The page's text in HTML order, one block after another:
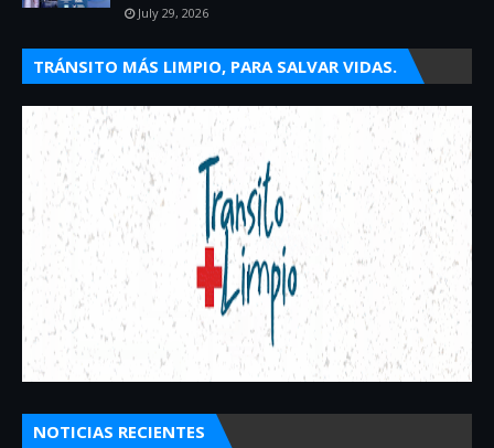
July 29, 2026
TRÁNSITO MÁS LIMPIO, PARA SALVAR VIDAS.
NOTICIAS RECIENTES